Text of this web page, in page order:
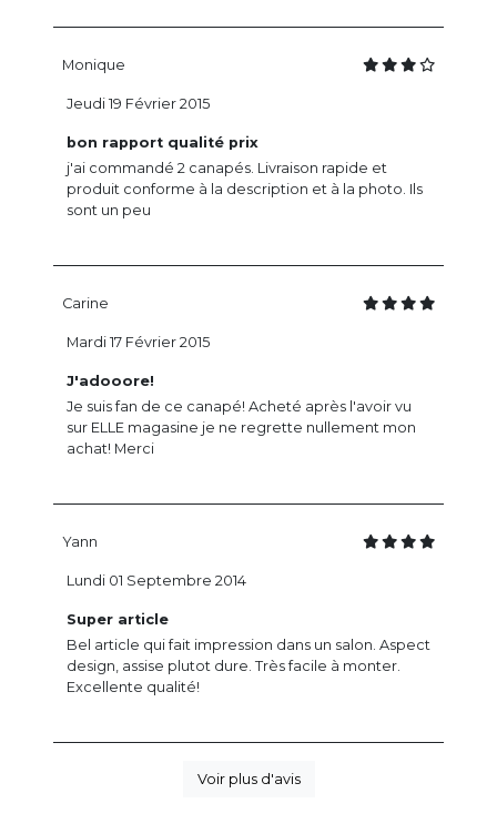
Monique
bon rapport qualité prix
j'ai commandé 2 canapés. Livraison rapide et
produit conforme à la description et à la photo. Ils
sont un peu
Jeudi 19 Février 2015
Carine
J'adooore!
Je suis fan de ce canapé! Acheté après l'avoir vu
sur ELLE magasine je ne regrette nullement mon
achat! Merci
Mardi 17 Février 2015
Yann
Super article
Bel article qui fait impression dans un salon. Aspect
design, assise plutot dure. Très facile à monter.
Excellente qualité!
Lundi 01 Septembre 2014
Voir plus d'avis